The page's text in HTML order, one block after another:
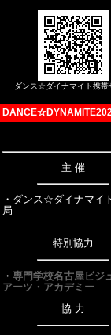
ダンス☆ダイナマイト携帯
主 催
・ダンス☆ダイナマイ
局
特別協力
・ 専門学校名古屋ビジ
アーツ・アカデミー
協 力